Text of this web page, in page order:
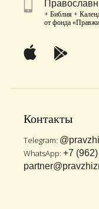
+ Библия +
от фонда
Контакты
Telegram:
WhatsApp: +7